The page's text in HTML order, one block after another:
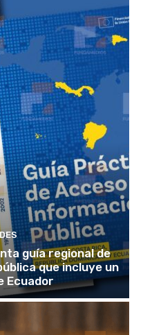
guía regional de
que incluye un
Ecuador